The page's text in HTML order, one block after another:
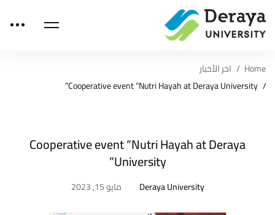
Home
اخر الأخبار
Cooperative event “Nutri Hayah at Deraya University”
Cooperative event “Nutri Hayah at Deraya
University”
Deraya University مايو 15, 2023